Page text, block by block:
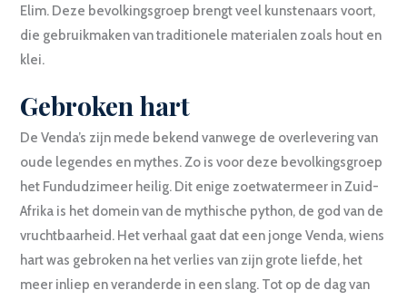
Elim. Deze bevolkingsgroep brengt veel kunstenaars voort,
die gebruikmaken van traditionele materialen zoals hout en
klei.
Gebroken hart
De Venda’s zijn mede bekend vanwege de overlevering van
oude legendes en mythes. Zo is voor deze bevolkingsgroep
het Fundudzimeer heilig. Dit enige zoetwatermeer in Zuid-
Afrika is het domein van de mythische python, de god van de
vruchtbaarheid. Het verhaal gaat dat een jonge Venda, wiens
hart was gebroken na het verlies van zijn grote liefde, het
meer inliep en veranderde in een slang. Tot op de dag van